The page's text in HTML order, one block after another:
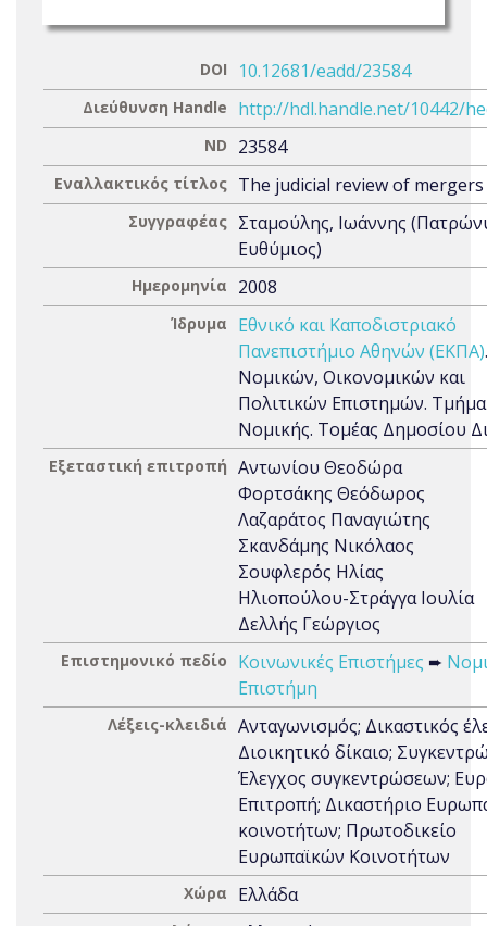
DOI 10.12681/eadd/23584
Διεύθυνση Handle http://hdl.handle.net/10442/
ND 23584
Εναλλακτικός τίτλος The judicial review of mergers
Συγγραφέας Σταμούλης, Ιωάννης
Ευθύμιος)
Ημερομηνία 2008
Ίδρυμα
Εθνικό και Καποδιστριακό
Πανεπιστήμιο Αθηνών (ΕΚΠΑ)
Νομικών, Οικονομικών και
Πολιτικών Επιστημών. Τμήμα
Νομικής. Τομέας Δημοσίου
Εξεταστική επιτροπή Αντωνίου Θεοδώρα
Φορτσάκης Θεόδωρος
Λαζαράτος Παναγιώτης
Σκανδάμης Νικόλαος
Σουφλερός Ηλίας
Ηλιοπούλου-Στράγγα Ιουλία
Δελλής Γεώργιος
Επιστημονικό πεδίο Κοινωνικές Επιστήμες ➨
Επιστήμη
Λέξεις-κλειδιά Ανταγωνισμός; Δικαστικός
Διοικητικό δίκαιο;
Έλεγχος συγκεντρώσεων;
Επιτροπή; Δικαστήριο
κοινοτήτων; Πρωτοδικείο
Ευρωπαϊκών Κοινοτήτων
Χώρα Ελλάδα